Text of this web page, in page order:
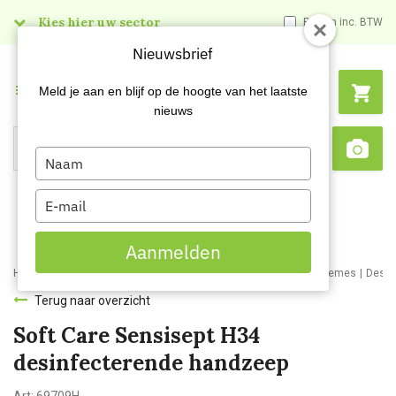
Kies hier uw sector Prijzen inc. BTW
Search
Menu
Home Webshop Schoonmaakartikelen Handzepen en huidcremes
Terug naar overzicht
Soft Care Sensisept H34
desinfecterende handzeep
Nieuwsbrief
Meld je aan en blijf op de hoogte van het laatste
nieuws
Type
your
name
Type
your
email
Aanmelden